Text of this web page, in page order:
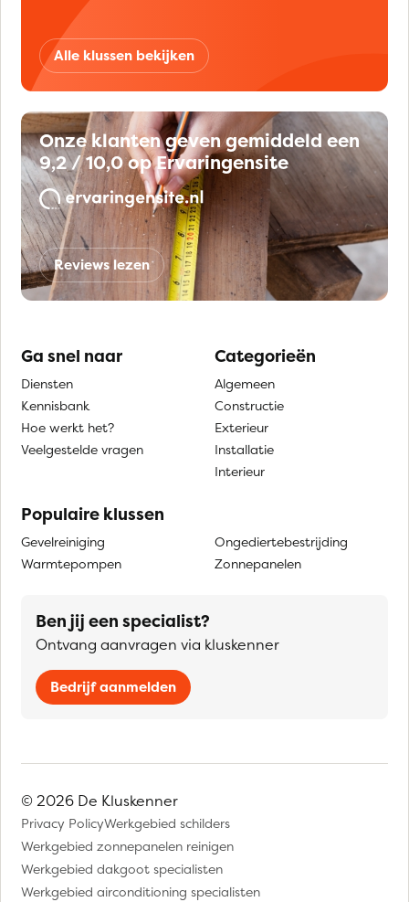
Alle klussen bekijken
Onze klanten geven gemiddeld een
9,2 / 10,0 op Ervaringensite
Reviews lezen
Ga snel naar
Diensten
Kennisbank
Hoe werkt het?
Veelgestelde vragen
Categorieën
Algemeen
Constructie
Exterieur
Installatie
Interieur
Populaire klussen
Gevelreiniging
Warmtepompen
Ongediertebestrijding
Zonnepanelen
Ben jij een specialist?
Ontvang aanvragen via kluskenner
Bedrijf aanmelden
© 2026 De Kluskenner
Privacy PolicyWerkgebied schilders
Werkgebied zonnepanelen reinigen
Werkgebied dakgoot specialisten
Werkgebied airconditioning specialisten